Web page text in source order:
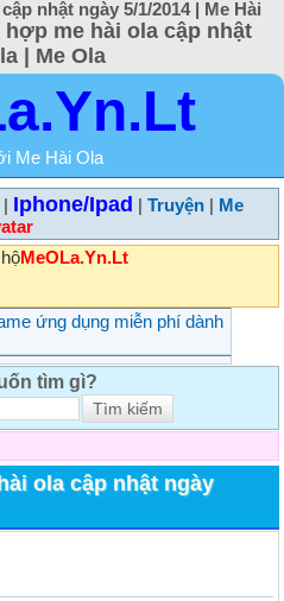
nhật ngày 5/1/2014 | Me Hài
hợp me hài ola cập nhật
| Me Ola
Me Hài Ola
Iphone/Ipad Truyện
Me
MeOLa.Yn.Lt
ứng dụng miễn phí dành
tìm gì?
ola cập nhật ngày